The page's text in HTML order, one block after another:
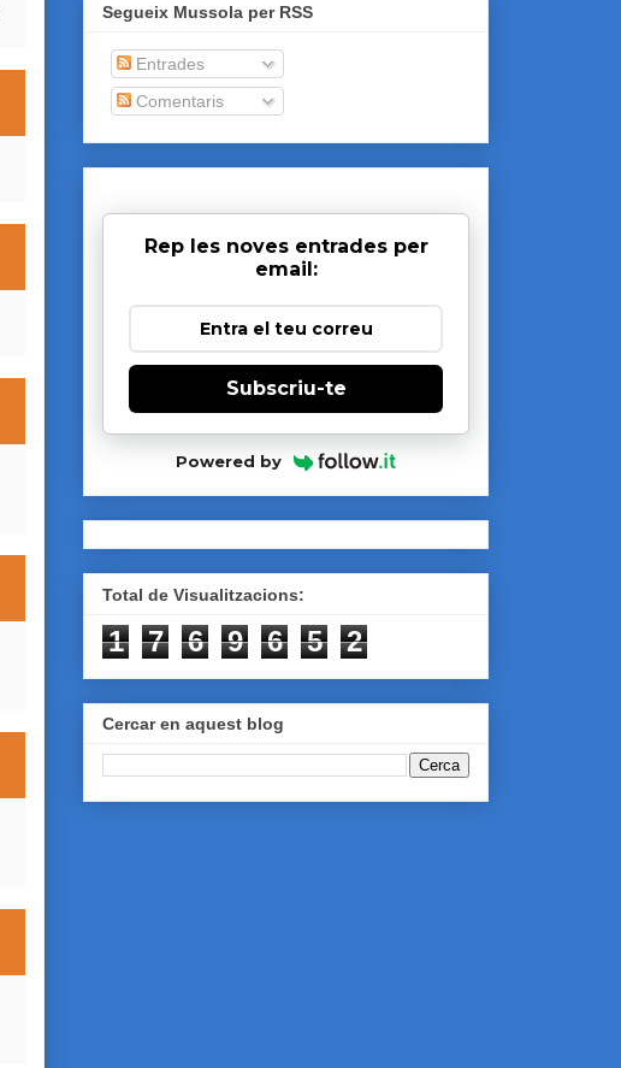
Segueix Mussola per RSS
Entrades
Comentaris
Rep les noves entrades per
email:
Subscriu-te
Powered by
Total de Visualitzacions:
1 7 6 9 6 5 2
Cercar en aquest blog